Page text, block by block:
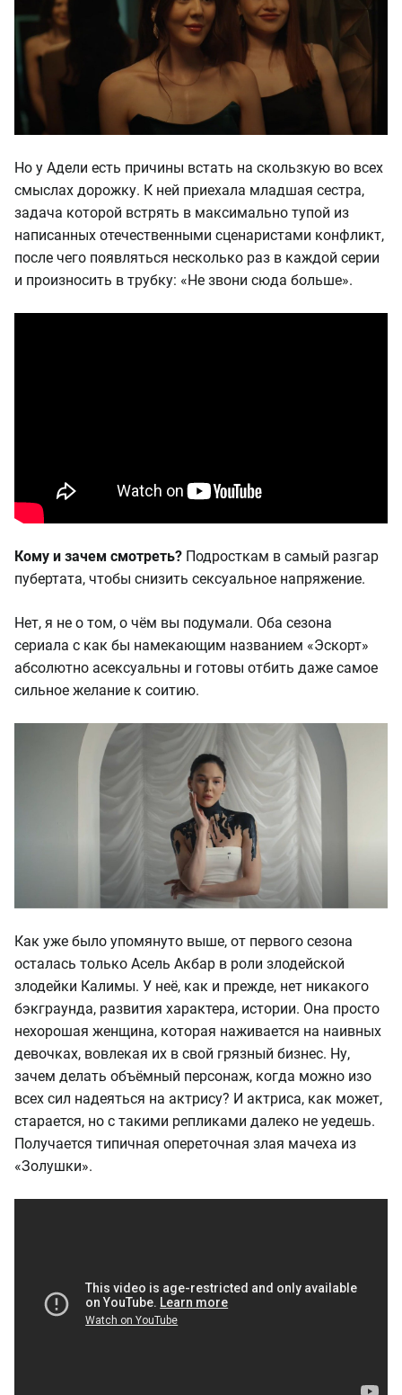
Но у Адели есть причины встать на скользкую во всех
смыслах дорожку. К ней приехала младшая сестра,
задача которой встрять в максимально тупой из
написанных отечественными сценаристами конфликт,
после чего появляться несколько раз в каждой серии
и произносить в трубку: «Не звони сюда больше».
Кому и зачем смотреть? Подросткам в самый разгар
пубертата, чтобы снизить сексуальное напряжение.
Нет, я не о том, о чём вы подумали. Оба сезона
сериала с как бы намекающим названием «Эскорт»
абсолютно асексуальны и готовы отбить даже самое
сильное желание к соитию.
Как уже было упомянуто выше, от первого сезона
осталась только Асель Акбар в роли злодейской
злодейки Калимы. У неё, как и прежде, нет никакого
бэкграунда, развития характера, истории. Она просто
нехорошая женщина, которая наживается на наивных
девочках, вовлекая их в свой грязный бизнес. Ну,
зачем делать объёмный персонаж, когда можно изо
всех сил надеяться на актрису? И актриса, как может,
старается, но с такими репликами далеко не уедешь.
Получается типичная опереточная злая мачеха из
«Золушки».